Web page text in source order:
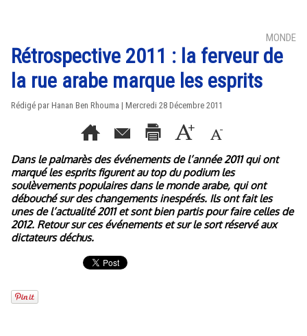
MONDE
Rétrospective 2011 : la ferveur de
la rue arabe marque les esprits
Rédigé par Hanan Ben Rhouma | Mercredi 28 Décembre 2011
Dans le palmarès des événements de l’année 2011 qui ont
marqué les esprits figurent au top du podium les
soulèvements populaires dans le monde arabe, qui ont
débouché sur des changements inespérés. Ils ont fait les
unes de l’actualité 2011 et sont bien partis pour faire celles de
2012. Retour sur ces événements et sur le sort réservé aux
dictateurs déchus.